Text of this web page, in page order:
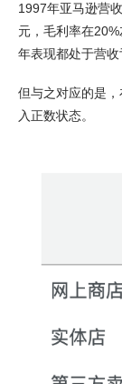
1997年亚马逊营
元，毛利率在
年表现都处于营收
但与之对应的是
入正数状态。